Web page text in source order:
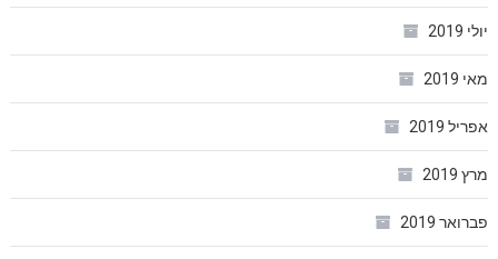
יולי 2019
מאי 2019
אפריל 2019
מרץ 2019
פברואר 2019